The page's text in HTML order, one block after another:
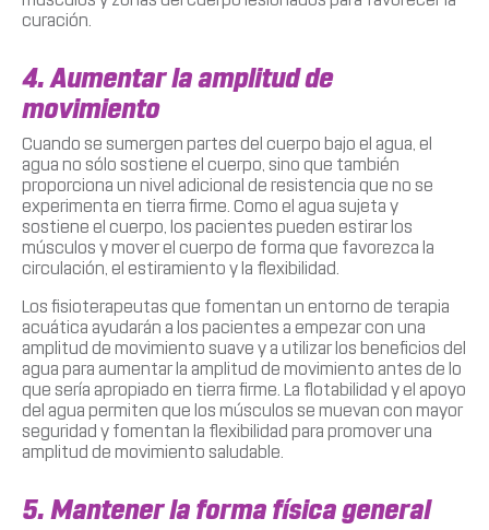
curación.
4. Aumentar la amplitud de
movimiento
Cuando se sumergen partes del cuerpo bajo el agua, el
agua no sólo sostiene el cuerpo, sino que también
proporciona un nivel adicional de resistencia que no se
experimenta en tierra firme. Como el agua sujeta y
sostiene el cuerpo, los pacientes pueden estirar los
músculos y mover el cuerpo de forma que favorezca la
circulación, el estiramiento y la flexibilidad.
Los fisioterapeutas que fomentan un entorno de terapia
acuática ayudarán a los pacientes a empezar con una
amplitud de movimiento suave y a utilizar los beneficios del
agua para aumentar la amplitud de movimiento antes de lo
que sería apropiado en tierra firme. La flotabilidad y el apoyo
del agua permiten que los músculos se muevan con mayor
seguridad y fomentan la flexibilidad para promover una
amplitud de movimiento saludable.
5. Mantener la forma física general